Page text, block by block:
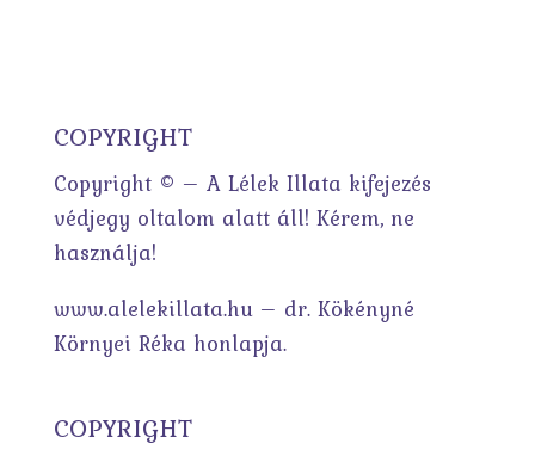
COPYRIGHT
Copyright © – A Lélek Illata kifejezés
védjegy oltalom alatt áll! Kérem, ne
használja!
www.alelekillata.hu – dr. Kökényné
Környei Réka honlapja.
COPYRIGHT